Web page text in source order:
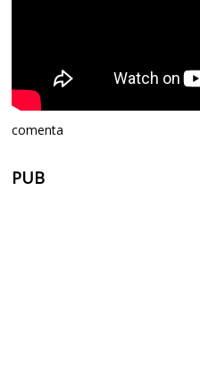
comenta
PUB